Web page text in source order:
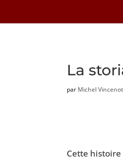
La
par Michel Vincenot
Cette